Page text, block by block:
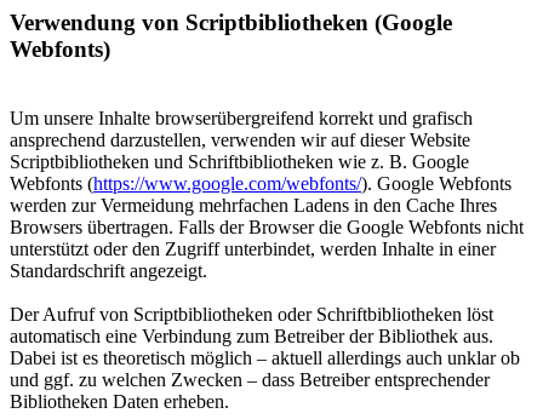
Verwendung von Scriptbibliotheken (Google
Webfonts)
Um unsere Inhalte browserübergreifend korrekt und grafisch
ansprechend darzustellen, verwenden wir auf dieser Website
Scriptbibliotheken und Schriftbibliotheken wie z. B. Google
Webfonts (https://www.google.com/webfonts/). Google Webfonts
werden zur Vermeidung mehrfachen Ladens in den Cache Ihres
Browsers übertragen. Falls der Browser die Google Webfonts nicht
unterstützt oder den Zugriff unterbindet, werden Inhalte in einer
Standardschrift angezeigt.
Der Aufruf von Scriptbibliotheken oder Schriftbibliotheken löst
automatisch eine Verbindung zum Betreiber der Bibliothek aus.
Dabei ist es theoretisch möglich – aktuell allerdings auch unklar ob
und ggf. zu welchen Zwecken – dass Betreiber entsprechender
Bibliotheken Daten erheben.